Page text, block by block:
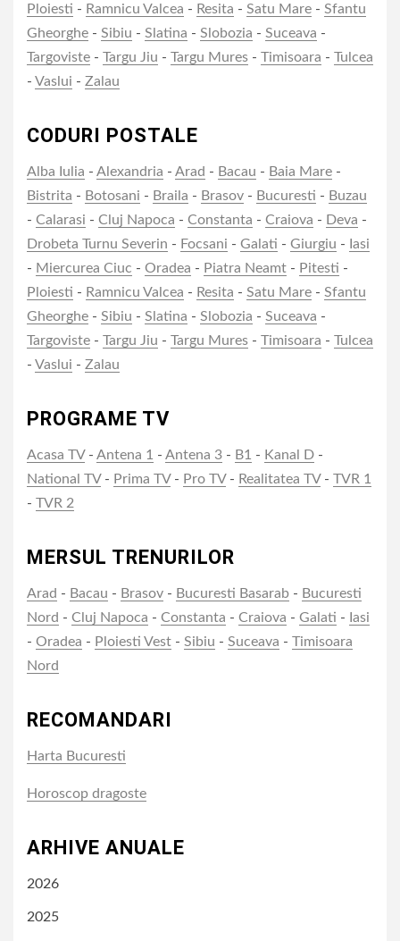
Ploiesti - Ramnicu Valcea - Resita - Satu Mare - Sfantu
Gheorghe - Sibiu - Slatina - Slobozia - Suceava -
Targoviste - Targu Jiu - Targu Mures - Timisoara - Tulcea
- Vaslui - Zalau
CODURI POSTALE
Alba Iulia - Alexandria - Arad - Bacau - Baia Mare -
Bistrita - Botosani - Braila - Brasov - Bucuresti - Buzau
- Calarasi - Cluj Napoca - Constanta - Craiova - Deva -
Drobeta Turnu Severin - Focsani - Galati - Giurgiu - Iasi
- Miercurea Ciuc - Oradea - Piatra Neamt - Pitesti -
Ploiesti - Ramnicu Valcea - Resita - Satu Mare - Sfantu
Gheorghe - Sibiu - Slatina - Slobozia - Suceava -
Targoviste - Targu Jiu - Targu Mures - Timisoara - Tulcea
- Vaslui - Zalau
PROGRAME TV
Acasa TV- Antena 1 - Antena 3 - B1 - Kanal D -
National TV- Prima TV- Pro TV- Realitatea TV- TVR 1
- TVR 2
MERSUL TRENURILOR
Arad - Bacau - Brasov - Bucuresti Basarab - Bucuresti
Nord - Cluj Napoca - Constanta - Craiova - Galati - Iasi
- Oradea - Ploiesti Vest - Sibiu - Suceava - Timisoara
Nord
RECOMANDARI
Harta Bucuresti
Horoscop dragoste
ARHIVE ANUALE
2026
2025